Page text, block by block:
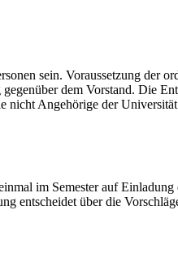
sein. Voraussetzung der
dem Vorstand. Die
Angehörige der
im Semester auf
entscheidet über die